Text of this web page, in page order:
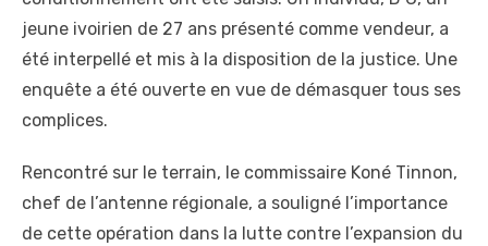
jeune ivoirien de 27 ans présenté comme vendeur, a
été interpellé et mis à la disposition de la justice. Une
enquête a été ouverte en vue de démasquer tous ses
complices.
Rencontré sur le terrain, le commissaire Koné Tinnon,
chef de l’antenne régionale, a souligné l’importance
de cette opération dans la lutte contre l’expansion du